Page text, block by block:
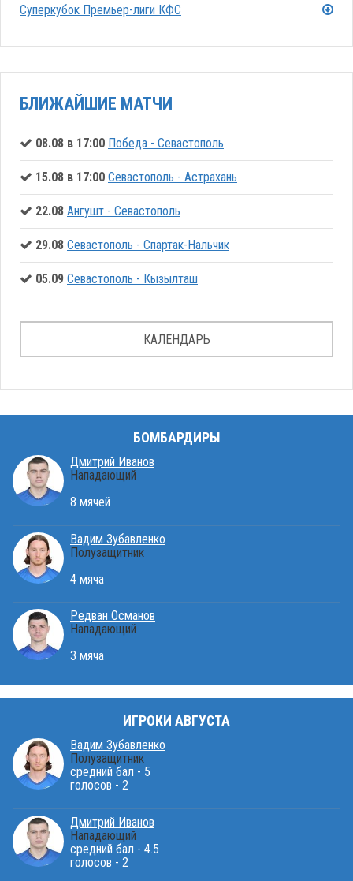
Суперкубок Премьер-лиги КФС
БЛИЖАЙШИЕ МАТЧИ
08.08 в 17:00 Победа - Севастополь
15.08 в 17:00 Севастополь - Астрахань
22.08 Ангушт - Севастополь
29.08 Севастополь - Спартак-Нальчик
05.09 Севастополь - Кызылташ
КАЛЕНДАРЬ
БОМБАРДИРЫ
Дмитрий Иванов
Нападающий
8 мячей
Вадим Зубавленко
Полузащитник
4 мяча
Редван Османов
Нападающий
3 мяча
ИГРОКИ АВГУСТА
Вадим Зубавленко
Полузащитник
средний бал - 5
голосов - 2
Дмитрий Иванов
Нападающий
средний бал - 4.5
голосов - 2